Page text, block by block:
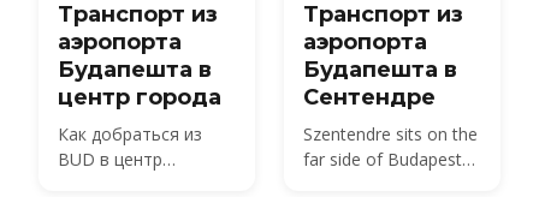
Транспорт из
аэропорта
Будапешта в
центр города
Как добраться из
BUD в центр
Транспорт из
аэропорта
Будапешта в
Сентендре
Szentendre sits on the
far side of Budapest